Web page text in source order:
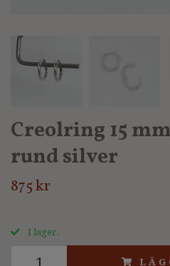
Creolring 15
rund silver
875 kr
I lager.